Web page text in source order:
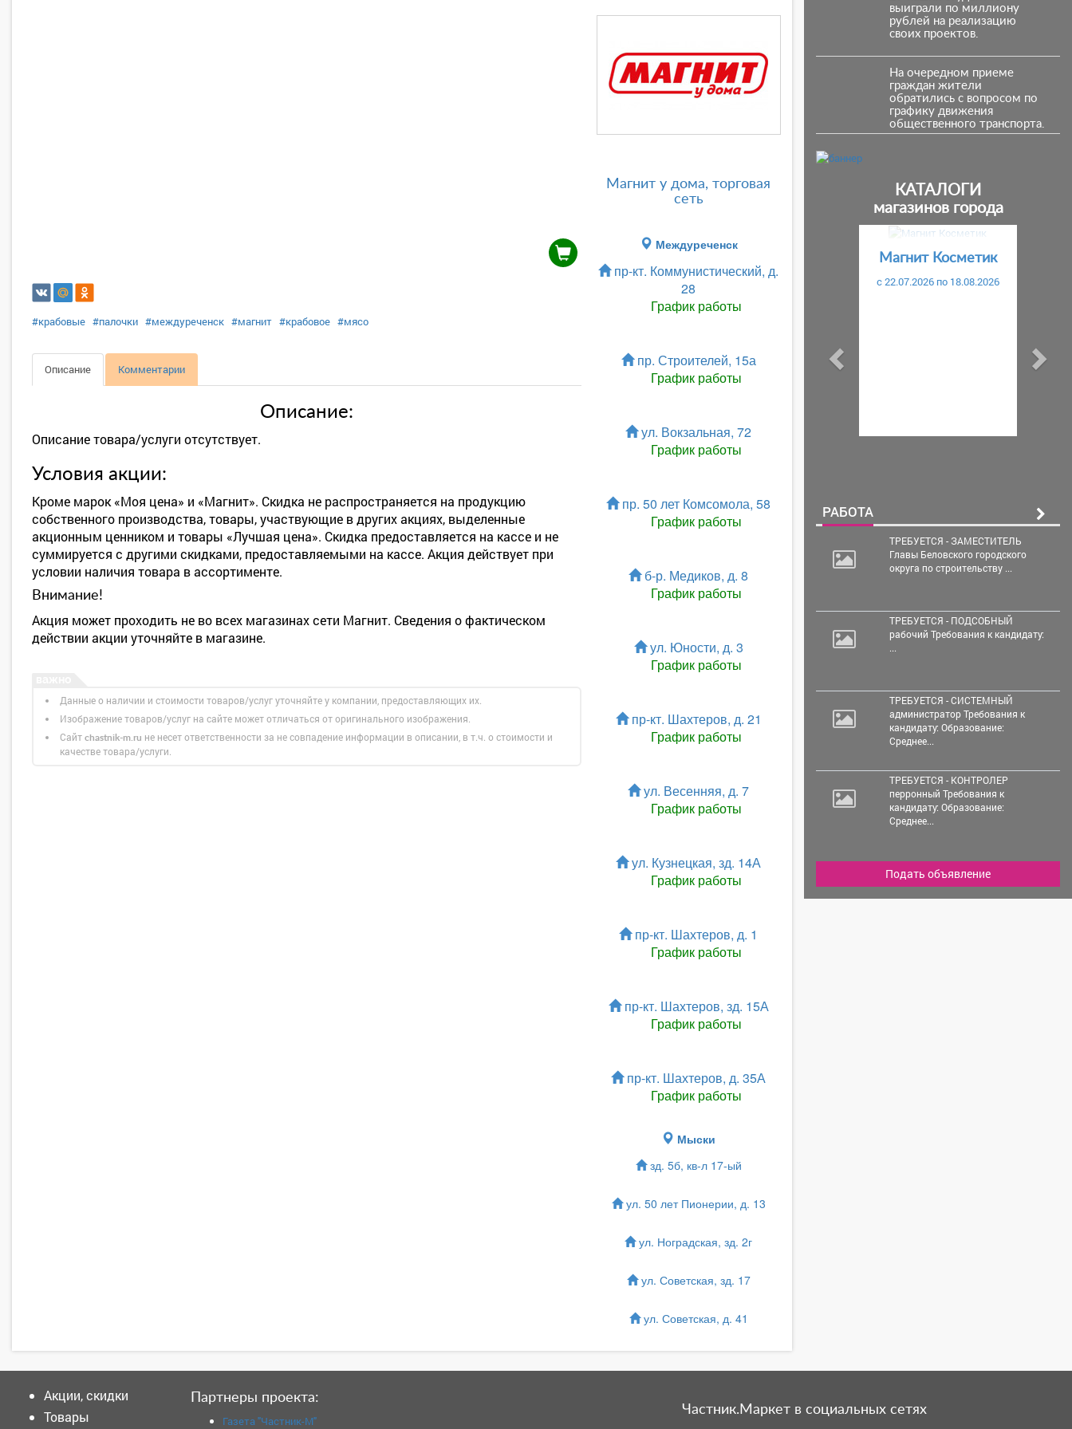
#крабовые #палочки #междуреченск #магнит #крабовое #мясо
Описание Комментарии
Описание:
Описание товара/услуги отсутствует.
Условия акции:
Кроме марок «Моя цена» и «Магнит». Скидка не распространяется на продукцию
собственного производства, товары, участвующие в других акциях, выделенные
акционным ценником и товары «Лучшая цена». Скидка предоставляется на кассе и не
суммируется с другими скидками, предоставляемыми на кассе. Акция действует при
условии наличия товара в ассортименте.
Внимание!
Акция может проходить не во всех магазинах сети Магнит. Сведения о фактическом
действии акции уточняйте в магазине.
Данные о наличии и стоимости товаров/услуг уточняйте у компании, предоставляющих их.
Изображение товаров/услуг на сайте может отличаться от оригинального изображения.
Сайт chastnik-m.ru не несет ответственности за не совпадение информации в описании, в т.ч. о стоимости и
качестве товара/услуги.
Магнит у дома, торговая
сеть
Междуреченск
пр-кт. Коммунистический, д.
28
График работы
пр. Строителей, 15а
График работы
ул. Вокзальная, 72
График работы
пр. 50 лет Комсомола, 58
График работы
б-р. Медиков, д. 8
График работы
ул. Юности, д. 3
График работы
пр-кт. Шахтеров, д. 21
График работы
ул. Весенняя, д. 7
График работы
ул. Кузнецкая, зд. 14А
График работы
пр-кт. Шахтеров, д. 1
График работы
пр-кт. Шахтеров, зд. 15А
График работы
пр-кт. Шахтеров, д. 35А
График работы
Мыски
зд. 5б, кв-л 17-ый
ул. 50 лет Пионерии, д. 13
ул. Ноградская, зд. 2г
ул. Советская, зд. 17
ул. Советская, д. 41
выиграли по миллиону
рублей на реализацию
своих проектов.
На очередном приеме
граждан жители
обратились с вопросом по
графику движения
общественного транспорта.
КАТАЛОГИ
магазинов города
Магнит Косметик
c 22.07.2026 по 18.08.2026
Предыдущий
РАБОТА
ТРЕБУЕТСЯ - ЗАМЕСТИТЕЛЬ
Главы Беловского городского
округа по строительству ...
ТРЕБУЕТСЯ - ПОДСОБНЫЙ
рабочий Требования к кандидату:
...
ТРЕБУЕТСЯ - СИСТЕМНЫЙ
администратор Требования к
кандидату: Образование:
Среднее...
ТРЕБУЕТСЯ - КОНТРОЛЕР
перронный Требования к
кандидату: Образование:
Среднее...
Подать объявление
Акции, скидки
Товары
Партнеры проекта:
Газета "Частник-М"
Частник.Маркет в социальных сетях